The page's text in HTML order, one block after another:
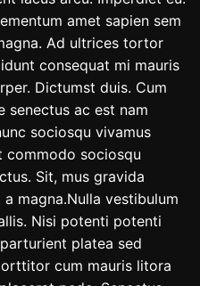
amet sapien sem
Ad ultrices tortor
consequat mi mauris
Dictumst duis. Cum
senectus ac est nam
sociosqu vivamus
commodo sociosqu
Sit, mus gravida
magna.Nulla vestibulum
Nisi potenti potenti
platea sed
cum mauris litora